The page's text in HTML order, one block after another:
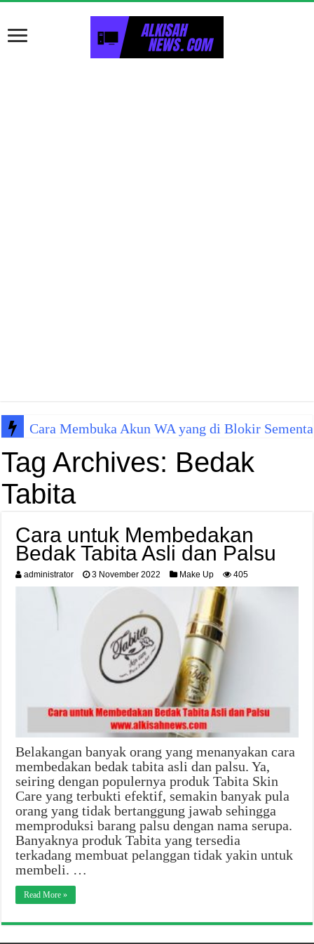
Cara Membuka Akun WA yang di Blokir
Tag Archives: Bedak
Tabita
Cara untuk Membedakan
Bedak Tabita Asli dan Palsu
administrator 3 November 2022 Make Up 405
Belakangan banyak orang yang menanyakan cara
membedakan bedak tabita asli dan palsu. Ya,
seiring dengan populernya produk Tabita Skin
Care yang terbukti efektif, semakin banyak pula
orang yang tidak bertanggung jawab sehingga
memproduksi barang palsu dengan nama serupa.
Banyaknya produk Tabita yang tersedia
terkadang membuat pelanggan tidak yakin untuk
membeli. …
Read More »